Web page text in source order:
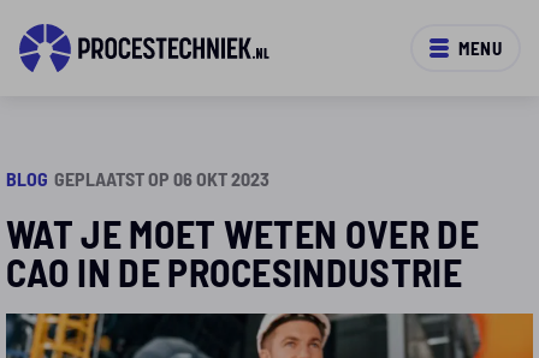
MENU
BLOG GEPLAATST OP 06 OKT 2023
WAT JE MOET WETEN OVER DE
CAO IN DE PROCESINDUSTRIE